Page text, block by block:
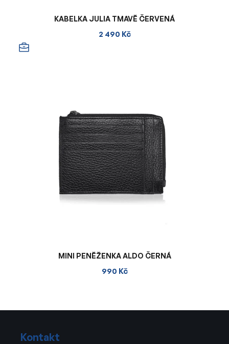
KABELKA JULIA TMAVĚ ČERVENÁ
2 490 Kč
MINI PENĚŽENKA ALDO ČERNÁ
990 Kč
Kontakt